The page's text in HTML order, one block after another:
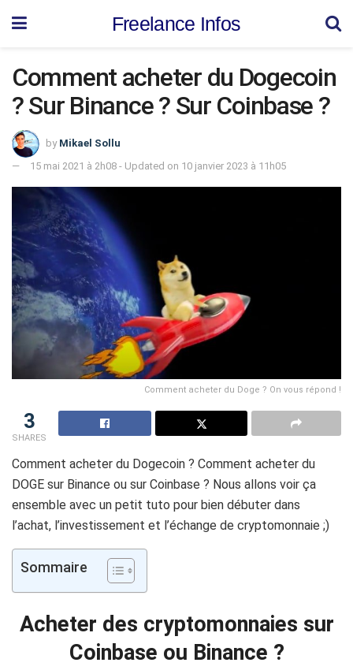
Freelance Infos
Comment acheter du Dogecoin
? Sur Binance ? Sur Coinbase ?
by Mikael Sollu
15 mai 2021 à 2h08 - Updated on 10 janvier 2023 à 11h05
Comment acheter du Doge ? On vous répond !
3
SHARES
Comment acheter du Dogecoin ? Comment acheter du
DOGE sur Binance ou sur Coinbase ? Nous allons voir ça
ensemble avec un petit tuto pour bien débuter dans
l’achat, l’investissement et l’échange de cryptomonnaie ;)
Sommaire
Acheter des cryptomonnaies sur
Coinbase ou Binance ?